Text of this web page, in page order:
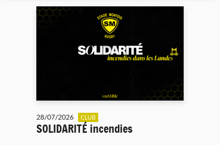
28/07/2026 CLUB
SOLIDARITÉ incendies